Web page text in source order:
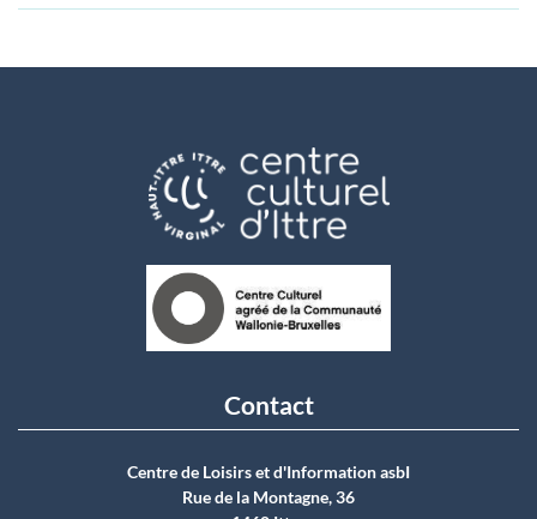
Contact
Centre de Loisirs et d'Information asbI
Rue de la Montagne, 36